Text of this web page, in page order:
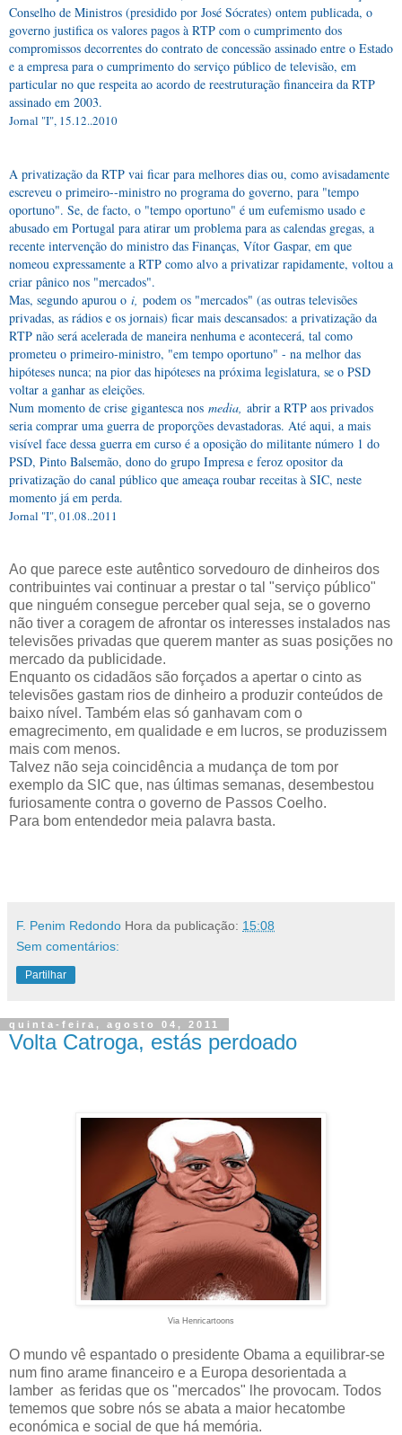
Conselho de Ministros (presidido por José Sócrates) ontem publicada, o
governo justifica os valores pagos à RTP com o cumprimento dos
compromissos decorrentes do contrato de concessão assinado entre o Estado
e a empresa para o cumprimento do serviço público de televisão, em
particular no que respeita ao acordo de reestruturação financeira da RTP
assinado em 2003.
Jornal "I", 15.12..2010
A privatização da RTP vai ficar para melhores dias ou, como avisadamente
escreveu o primeiro--ministro no programa do governo, para "tempo
oportuno". Se, de facto, o "tempo oportuno" é um eufemismo usado e
abusado em Portugal para atirar um problema para as calendas gregas, a
recente intervenção do ministro das Finanças, Vítor Gaspar, em que
nomeou expressamente a RTP como alvo a privatizar rapidamente, voltou a
criar pânico nos "mercados".
Mas, segundo apurou o i, podem os "mercados" (as outras televisões
privadas, as rádios e os jornais) ficar mais descansados: a privatização da
RTP não será acelerada de maneira nenhuma e acontecerá, tal como
prometeu o primeiro-ministro, "em tempo oportuno" - na melhor das
hipóteses nunca; na pior das hipóteses na próxima legislatura, se o PSD
voltar a ganhar as eleições.
Num momento de crise gigantesca nos media, abrir a RTP aos privados
seria comprar uma guerra de proporções devastadoras. Até aqui, a mais
visível face dessa guerra em curso é a oposição do militante número 1 do
PSD, Pinto Balsemão, dono do grupo Impresa e feroz opositor da
privatização do canal público que ameaça roubar receitas à SIC, neste
momento já em perda.
Jornal "I", 01.08..2011
Ao que parece este autêntico sorvedouro de dinheiros dos
contribuintes vai continuar a prestar o tal "serviço público"
que ninguém consegue perceber qual seja, se o governo
não tiver a coragem de afrontar os interesses instalados nas
televisões privadas que querem manter as suas posições no
mercado da publicidade.
Enquanto os cidadãos são forçados a apertar o cinto as
televisões gastam rios de dinheiro a produzir conteúdos de
baixo nível. Também elas só ganhavam com o
emagrecimento, em qualidade e em lucros, se produzissem
mais com menos.
Talvez não seja coincidência a mudança de tom por
exemplo da SIC que, nas últimas semanas, desembestou
furiosamente contra o governo de Passos Coelho.
Para bom entendedor meia palavra basta.
F. Penim Redondo Hora da publicação: 15:08
Sem comentários:
Partilhar
quinta-feira, agosto 04, 2011
Volta Catroga, estás perdoado
Via Henricartoons
O mundo vê espantado o presidente Obama a equilibrar-se
num fino arame financeiro e a Europa desorientada a
lamber as feridas que os "mercados" lhe provocam. Todos
tememos que sobre nós se abata a maior hecatombe
económica e social de que há memória.